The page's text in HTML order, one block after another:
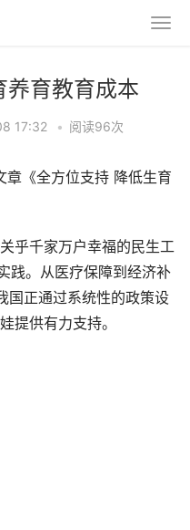
养育教育成本
17:32 • 阅读96次
章《全方位支持 降低生育
乎千家万户幸福的民生工
践。从医疗保障到经济补
正通过系统性的政策设
提供有力支持。